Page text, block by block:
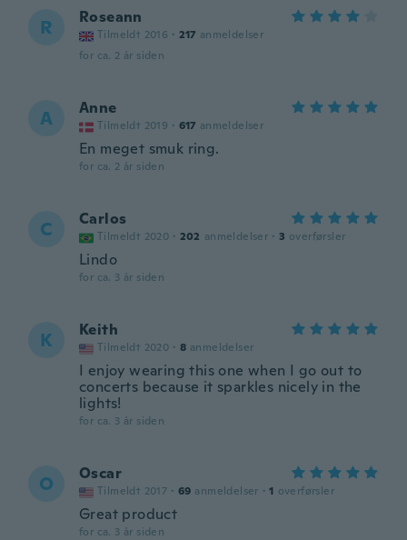
R Roseann
Tilmeldt 2016 · 217 anmeldelser
for ca. 2 år siden
A Anne
Tilmeldt 2019 · 617 anmeldelser
En meget smuk ring.
for ca. 2 år siden
C Carlos
Tilmeldt 2020 · 202 anmeldelser · 3 overførsler
Lindo
for ca. 3 år siden
K Keith
Tilmeldt 2020 · 8 anmeldelser
I enjoy wearing this one when I go out to
concerts because it sparkles nicely in the
lights!
for ca. 3 år siden
O Oscar
Tilmeldt 2017 · 69 anmeldelser · 1 overførsler
Great product
for ca. 3 år siden